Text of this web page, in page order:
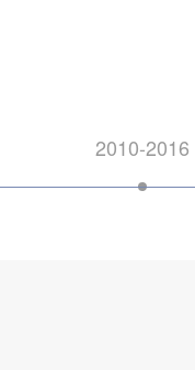
2010-2016